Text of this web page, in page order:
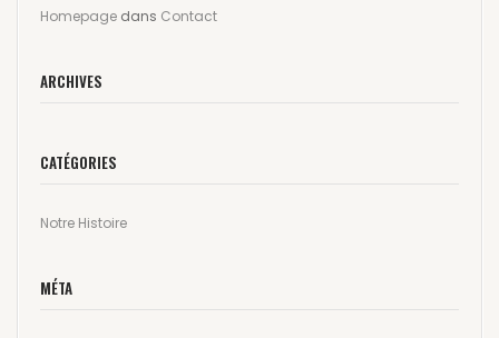
Homepage dans Contact
ARCHIVES
CATÉGORIES
Notre Histoire
MÉTA